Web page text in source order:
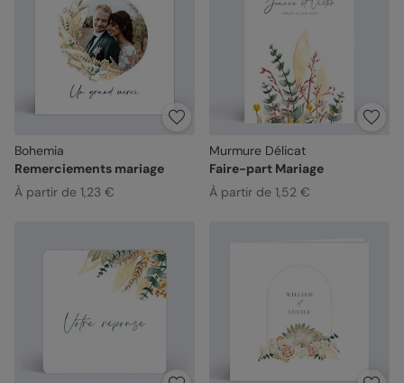
Bohemia
Remerciements mariage
À partir de 1,23 €
Murmure Délicat
Faire-part Mariage
À partir de 1,52 €